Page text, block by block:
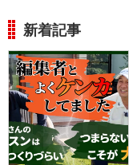
新着記事